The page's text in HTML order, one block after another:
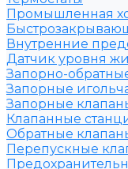
Промышленная
Внутренние
Датчик уровня
Запорно-
Запорные
Запорные
Клапанные
Обратные
Перепускные